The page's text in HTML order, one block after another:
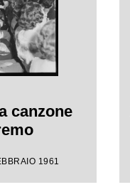
canzone
1961